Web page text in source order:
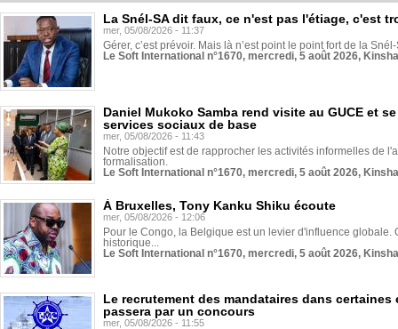
La Snél-SA dit faux, ce n'est pas l'étiage, c'est
mer, 05/08/2026 - 11:37
Gérer, c’est prévoir. Mais là n’est point le point fort de la
Le Soft International n°1670, mercredi, 5 août 2026,
Daniel Mukoko Samba rend visite au GUCE et
services sociaux de base
mer, 05/08/2026 - 11:43
Notre objectif est de rapprocher les activités informelles de
formalisation.
Le Soft International n°1670, mercredi, 5 août 2026,
À Bruxelles, Tony Kanku Shiku écoute
mer, 05/08/2026 - 12:06
Pour le Congo, la Belgique est un levier d'influence globale.
historique...
Le Soft International n°1670, mercredi, 5 août 2026,
Le recrutement des mandataires dans
passera par un concours
mer, 05/08/2026 - 11:55